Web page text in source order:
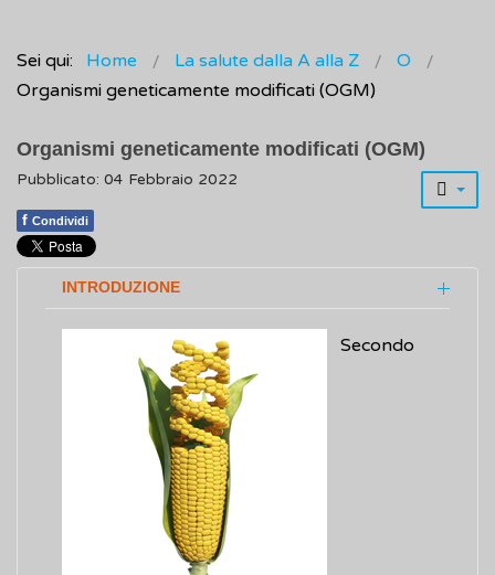
Sei qui: Home La salute dalla A alla Z
O
Organismi geneticamente modificati (OGM)
Organismi geneticamente modificati (OGM)
Pubblicato: 04 Febbraio 2022
f Condividi
INTRODUZIONE
Secondo